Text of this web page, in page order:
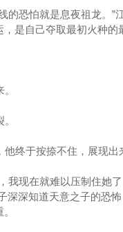
恐怕就是息夜祖龙。”
是自己夺取最初火种的
终于按捺不住，展现出
我现在就难以压制住她
深深知道天意之子的恐